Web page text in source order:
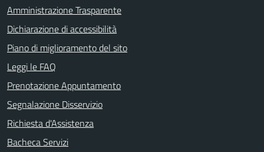
Amministrazione Trasparente
Dichiarazione di accessibilità
Piano di miglioramento del sito
Leggi le FAQ
Prenotazione Appuntamento
Segnalazione Disservizio
Richiesta d'Assistenza
Bacheca Servizi